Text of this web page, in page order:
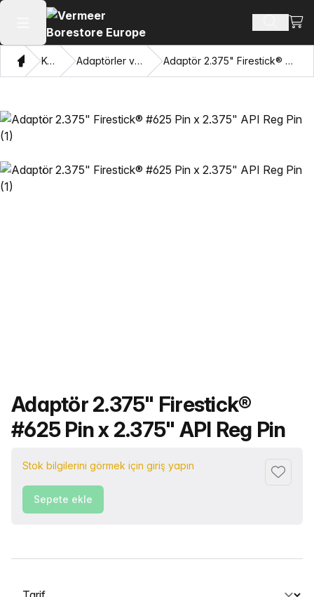
Ana menüyü aç Ürün ara
Ev Katalog Adaptörler ve Gözleri Çekme Adaptör 2.375" Firestick® #625 Pin x 2.375" API Reg Pin
Ürün adı
Adaptör 2.375" Firestick®
#625 Pin x 2.375" API Reg Pin
Stok bilgilerini görmek için giriş yapın
Sepete ekle
Bir sekme seçin